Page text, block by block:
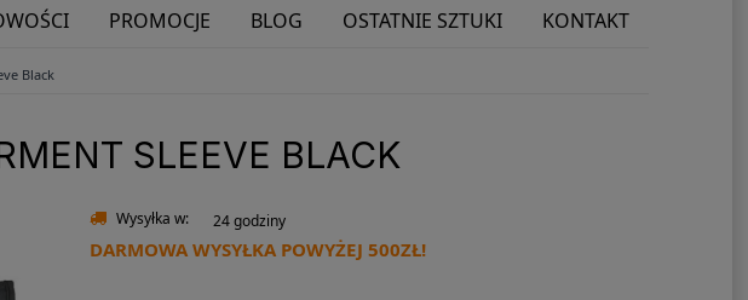
PROMOCJE BLOG OSTATNIE SZTUKI KONTAKT
ŚLĄSKU!
Black
SLEEVE BLACK
Wysyłka w: 24 godziny
DARMOWA WYSYŁKA POWYŻEJ 500ZŁ!